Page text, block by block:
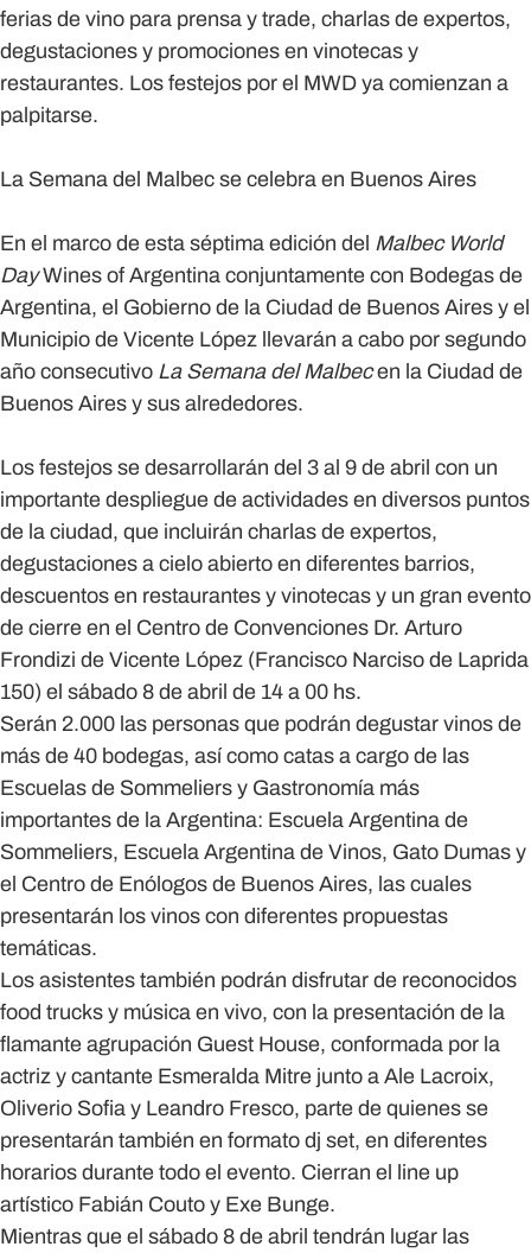
ferias de vino para prensa y trade, charlas de expertos,
degustaciones y promociones en vinotecas y
restaurantes. Los festejos por el MWD ya comienzan a
palpitarse.
La Semana del Malbec se celebra en Buenos Aires
En el marco de esta séptima edición del Malbec World
DayWines of Argentina conjuntamente con Bodegas de
Argentina, el Gobierno de la Ciudad de Buenos Aires y el
Municipio de Vicente López llevarán a cabo por segundo
año consecutivo La Semana del Malbecen la Ciudad de
Buenos Aires y sus alrededores.
Los festejos se desarrollarán del 3 al 9 de abril con un
importante despliegue de actividades en diversos puntos
de la ciudad, que incluirán charlas de expertos,
degustaciones a cielo abierto en diferentes barrios,
descuentos en restaurantes y vinotecas y un gran evento
de cierre en el Centro de Convenciones Dr. Arturo
Frondizi de Vicente López (Francisco Narciso de Laprida
150) el sábado 8 de abril de 14 a 00 hs.
Serán 2.000 las personas que podrán degustar vinos de
más de 40 bodegas, así como catas a cargo de las
Escuelas de Sommeliers y Gastronomía más
importantes de la Argentina: Escuela Argentina de
Sommeliers, Escuela Argentina de Vinos, Gato Dumas y
el Centro de Enólogos de Buenos Aires, las cuales
presentarán los vinos con diferentes propuestas
temáticas.
Los asistentes también podrán disfrutar de reconocidos
food trucks y música en vivo, con la presentación de la
flamante agrupación Guest House, conformada por la
actriz y cantante Esmeralda Mitre junto a Ale Lacroix,
Oliverio Sofia y Leandro Fresco, parte de quienes se
presentarán también en formato dj set, en diferentes
horarios durante todo el evento. Cierran el line up
artístico Fabián Couto y Exe Bunge.
Mientras que el sábado 8 de abril tendrán lugar las